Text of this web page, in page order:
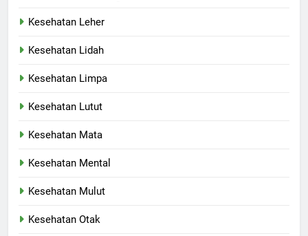
Kesehatan Leher
Kesehatan Lidah
Kesehatan Limpa
Kesehatan Lutut
Kesehatan Mata
Kesehatan Mental
Kesehatan Mulut
Kesehatan Otak